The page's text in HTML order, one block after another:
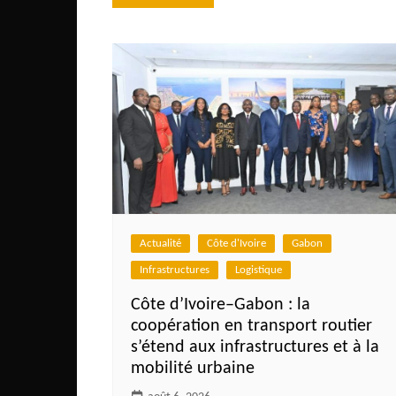
São Tomé et Príncipe
Seychelles
Sierra Leone
Soudan
Zimbabwe
l’article
Actualité Côte d'Ivoire Gabon
Infrastructures Logistique
Côte d’Ivoire–Gabon : la
coopération en transport routier
s’étend aux infrastructures et à la
mobilité urbaine